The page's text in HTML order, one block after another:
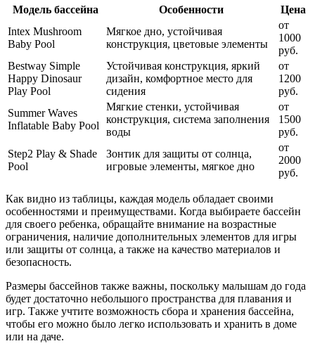
Модель бассейна Особенности
Цена
Intex Mushroom
Baby Pool
Мягкое дно, устойчивая
конструкция, цветовые элементы
от
1000
руб.
Bestway Simple
Happy Dinosaur
Play Pool
Устойчивая конструкция, яркий
дизайн, комфортное место для
сидения
от
1200
руб.
Summer Waves
Inflatable Baby Pool
Мягкие стенки, устойчивая
конструкция, система заполнения
воды
от
1500
руб.
Step2 Play & Shade
Pool
Зонтик для защиты от солнца,
игровые элементы, мягкое дно
от
2000
руб.
Как видно из таблицы, каждая модель обладает своими
особенностями и преимуществами. Когда выбираете бассейн
для своего ребенка, обращайте внимание на возрастные
ограничения, наличие дополнительных элементов для игры
или защиты от солнца, а также на качество материалов и
безопасность.
Размеры бассейнов также важны, поскольку малышам до года
будет достаточно небольшого пространства для плавания и
игр. Также учтите возможность сбора и хранения бассейна,
чтобы его можно было легко использовать и хранить в доме
или на даче.